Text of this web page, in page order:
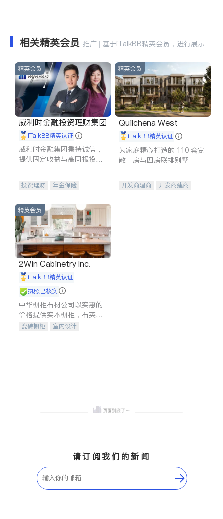
相关精英会员 推广 | 基于iTalkBB精英会员，进行展示
精英会员
威利时金融投资理财集团
iTalkBB精英认证
威利时金融集团秉持诚信，
提供固定收益与高回报投资
合，助力客户实现目标
投资理财
年金保险
投资理财
医疗保险
养老保险
员工保险
长期护理医疗保险
伤残保险
个人保险
精英会员
Quilchena West
iTalkBB精英认证
为家庭精心打造的 110 套宽
敞三房与四房联排别墅
开发商建商
开发商建商
精英会员
2Win Cabinetry Inc.
iTalkBB精英认证
执照已核实
中华橱柜石材公司以实惠的
价格提供实木橱柜，石英石
台面，多种优质不锈钢水
瓷砖橱柜
室内设计
请订阅我们的新闻